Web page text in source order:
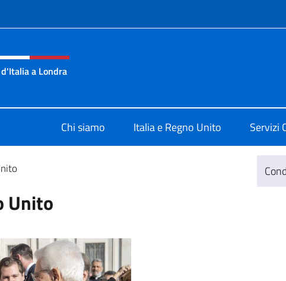
e menù
a Londra
Chi siamo Italia e Regno Unito Servizi
Unito